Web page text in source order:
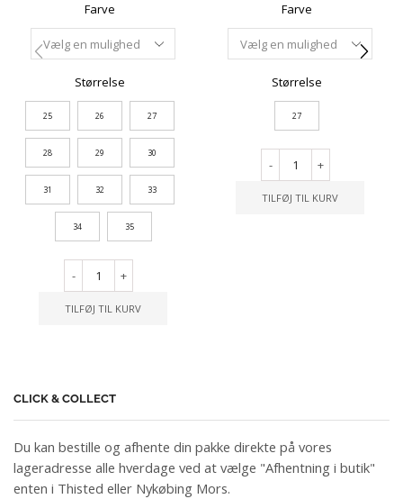
Farve
Størrelse
25 26 27
28 29 30
31 32 33
34 35
- +
TILFØJ TIL KURV
Farve
Størrelse
27
- +
TILFØJ TIL KURV
CLICK & COLLECT
Du kan bestille og afhente din pakke direkte på vores
lageradresse alle hverdage ved at vælge "Afhentning i butik"
enten i Thisted eller Nykøbing Mors.